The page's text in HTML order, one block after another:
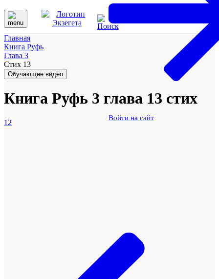
Войти на сайт
Главная
Книга Руфь
Глава 3
Стих 13
Обучающее видео
Книга Руфь 3 глава 13 стих
12